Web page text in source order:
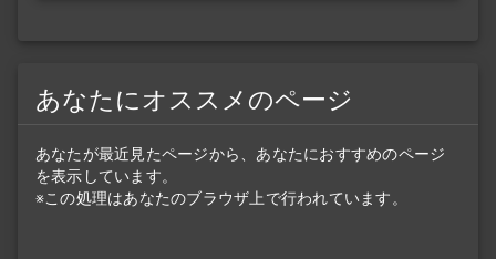
あなたにオススメのページ
あなたが最近見たページから、あなたにおすすめのページ
を表示しています。
※この処理はあなたのブラウザ上で行われています。